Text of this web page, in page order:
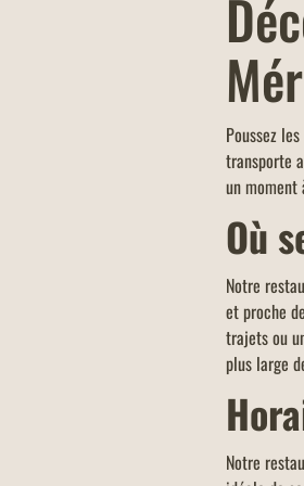
votre
dîner en
une
Poussez
transporte
un moment
Où
Notre
et proche
trajets ou
plus large
Notre